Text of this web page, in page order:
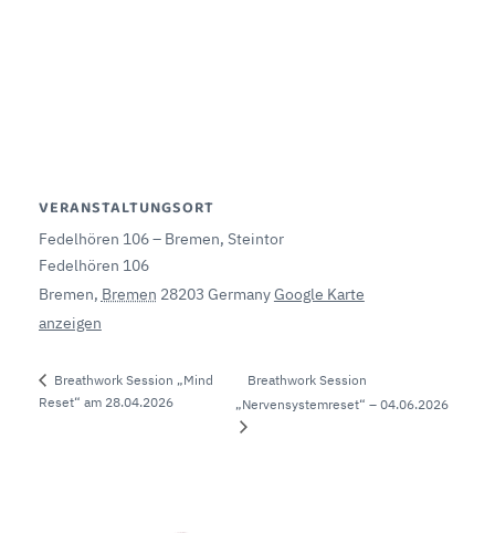
VERANSTALTUNGSORT
Fedelhören 106 – Bremen, Steintor
Fedelhören 106
Bremen, Bremen 28203 GermanyGoogle Karte
anzeigen
Breathwork Session „Mind
Reset“ am 28.04.2026
Breathwork Session
„Nervensystemreset“ – 04.06.2026